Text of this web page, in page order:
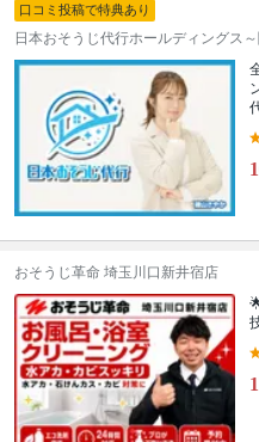
口コミ投稿で特典あり
日本おそうじ代行ホールディングス
おそうじ革命 埼玉川口新井宿店